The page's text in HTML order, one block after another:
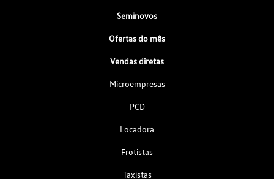
Seminovos
Ofertas do mês
Vendas diretas
Microempresas
PCD
Locadora
Frotistas
Taxistas